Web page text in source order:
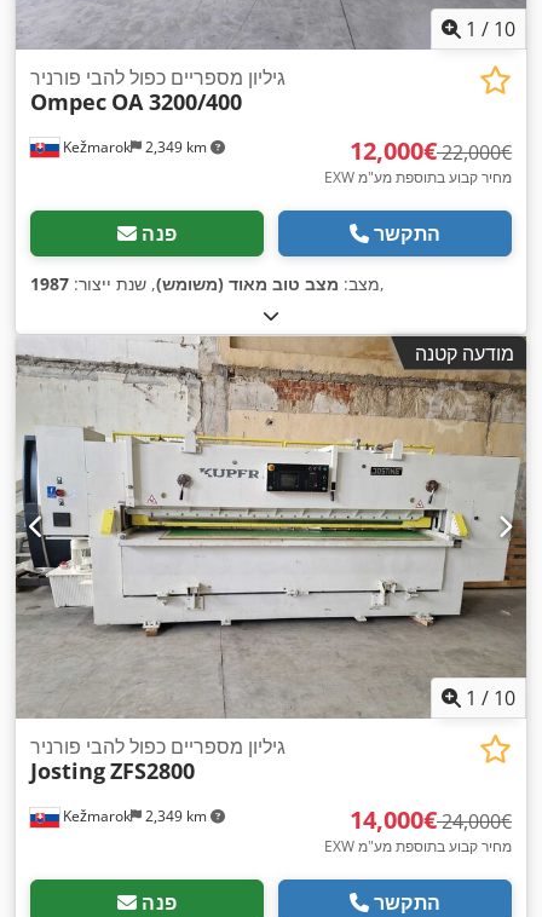
1 / 10
Kežmarok 2,349 km
גיליון מספריים כפול להבי פורניר
Ompec OA 3200/400
‏12,000 ‏€ ‏22,000 ‏€
EXW מחיר קבוע בתוספת מע"מ
פנה התקשר
מצב: מצב טוב מאוד (משומש), שנת ייצור: 1987 ,
מודעה קטנה
1 / 10
Kežmarok 2,349 km
גיליון מספריים כפול להבי פורניר
JostingZFS2800
‏14,000 ‏€ ‏24,000 ‏€
EXW מחיר קבוע בתוספת מע"מ
פנה התקשר